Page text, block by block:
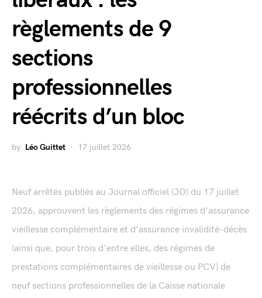
règlements de 9
sections
professionnelles
réécrits d’un bloc
by Léo Guittet 17 juillet 2026
Neuf arrêtés publiés au Journal officiel (JO) du 17 juillet
2026, approuvent les règlements des régimes d'assurance
vieillesse complémentaire et d'assurance invalidité-décès
(ainsi que, pour trois d'entre elles, des régimes de
prestations complémentaires de vieillesse ou PCV) de
neuf sections professionnelles de la Caisse nationale